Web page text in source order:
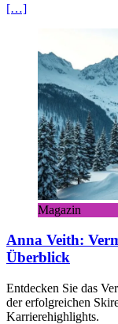
[…]
Magazin
Anna Veith:
Überblick
Entdecken Sie das
der erfolgreichen
Karrierehighlights.